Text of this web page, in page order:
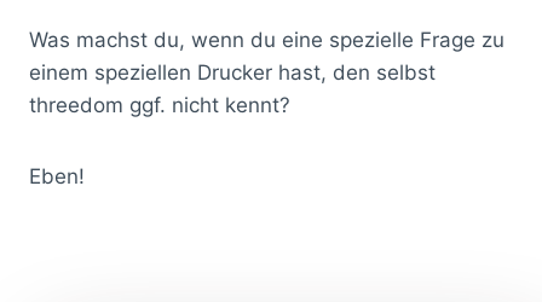
Was machst du, wenn du eine spezielle Frage zu
einem speziellen Drucker hast, den selbst
threedom ggf. nicht kennt?
Eben!